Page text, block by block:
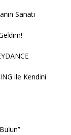
Sanatı
ile Kendini